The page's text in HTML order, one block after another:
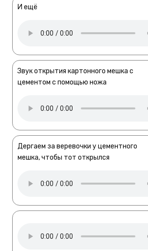
И ещё
Звук открытия картонного мешка с
цементом с помощью ножа
Дергаем за веревочки у цементного
мешка, чтобы тот открылся